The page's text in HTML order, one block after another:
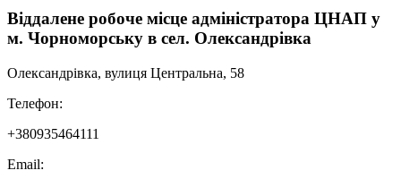
Віддалене робоче місце адміністратора ЦНАП у
м. Чорноморську в сел. Олександрівка
Олександрівка, вулиця Центральна, 58
Телефон:
+380935464111
Email: